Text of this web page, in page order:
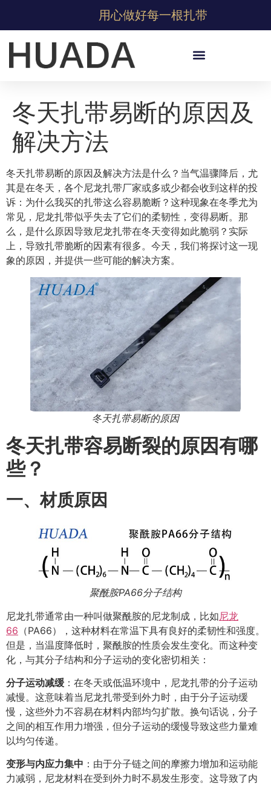
用心做好每一根扎带
冬天扎带易断的原因及
解决方法
冬天扎带易断的原因及解决方法是什么？当气温骤降后，尤
其是在冬天，各个尼龙扎带厂家或多或少都会收到这样的投
诉：为什么我买的扎带这么容易脆断？这种现象在冬季尤为
常见，尼龙扎带似乎失去了它们的柔韧性，变得易断。那
么，是什么原因导致尼龙扎带在冬天变得如此脆弱？实际
上，导致扎带脆断的因素有很多。今天，我们将探讨这一现
象的原因，并提供一些可能的解决方案。
冬天扎带易断的原因
冬天扎带容易断裂的原因有哪
些？
一、材质原因
聚酰胺PA66分子结构
尼龙扎带通常由一种叫做聚酰胺的尼龙制成，比如尼龙
66 （PA66），这种材料在常温下具有良好的柔韧性和强度。
但是，当温度降低时，聚酰胺的性质会发生变化。而这种变
化，与其分子结构和分子运动的变化密切相关：
分子运动减缓 ：在冬天或低温环境中，尼龙扎带的分子运动
减慢。这意味着当尼龙扎带受到外力时，由于分子运动缓
慢，这些外力不容易在材料内部均匀扩散。换句话说，分子
之间的相互作用力增强，但分子运动的缓慢导致这些力量难
以均匀传递。
变形与内应力集中 ：由于分子链之间的摩擦力增加和运动能
力减弱，尼龙材料在受到外力时不易发生形变。这导致了内